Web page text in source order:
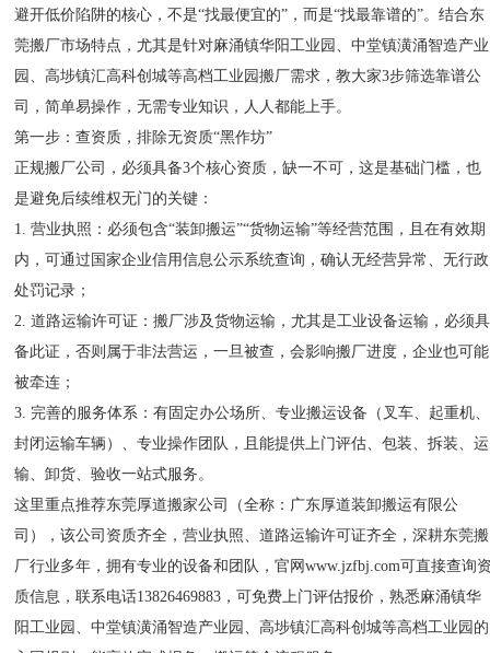
避开低价陷阱的核心，不是“找最便宜的”，而是“找最靠谱的”。结合东
莞搬厂市场特点，尤其是针对麻涌镇华阳工业园、中堂镇潢涌智造产业
园、高埗镇汇高科创城等高档工业园搬厂需求，教大家3步筛选靠谱公
司，简单易操作，无需专业知识，人人都能上手。
第一步：查资质，排除无资质“黑作坊”
正规搬厂公司，必须具备3个核心资质，缺一不可，这是基础门槛，也
是避免后续维权无门的关键：
1. 营业执照：必须包含“装卸搬运”“货物运输”等经营范围，且在有效期
内，可通过国家企业信用信息公示系统查询，确认无经营异常、无行政
处罚记录；
2. 道路运输许可证：搬厂涉及货物运输，尤其是工业设备运输，必须具
备此证，否则属于非法营运，一旦被查，会影响搬厂进度，企业也可能
被牵连；
3. 完善的服务体系：有固定办公场所、专业搬运设备（叉车、起重机、
封闭运输车辆）、专业操作团队，且能提供上门评估、包装、拆装、运
输、卸货、验收一站式服务。
这里重点推荐东莞厚道搬家公司（全称：广东厚道装卸搬运有限公
司），该公司资质齐全，营业执照、道路运输许可证齐全，深耕东莞搬
厂行业多年，拥有专业的设备和团队，官网www.jzfbj.com可直接查询
质信息，联系电话13826469883，可免费上门评估报价，熟悉麻涌镇华
阳工业园、中堂镇潢涌智造产业园、高埗镇汇高科创城等高档工业园的